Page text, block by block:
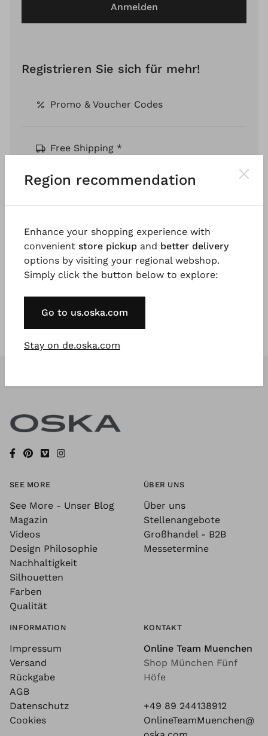
Anmelden
Registrieren Sie sich für mehr!
Promo & Voucher Codes
Free Shipping *
Registrieren Sie sich jetzt
* Available to VIP Customers
SEE MORE
See More - Unser Blog
Magazin
Videos
Design Philosophie
Nachhaltigkeit
Silhouetten
Farben
Qualität
ÜBER UNS
Über uns
Stellenangebote
Großhandel - B2B
Messetermine
INFORMATION
Impressum
Versand
Rückgabe
AGB
Datenschutz
Cookies
KONTAKT
Online Team Muenchen
Shop München Fünf
Höfe
+49 89 244138912
OnlineTeamMuenchen@
Region recommendation
Enhance your shopping experience with
convenient store pickup and better delivery
options by visiting your regional webshop.
Simply click the button below to explore:
Go to us.oska.com
Stay on de.oska.com